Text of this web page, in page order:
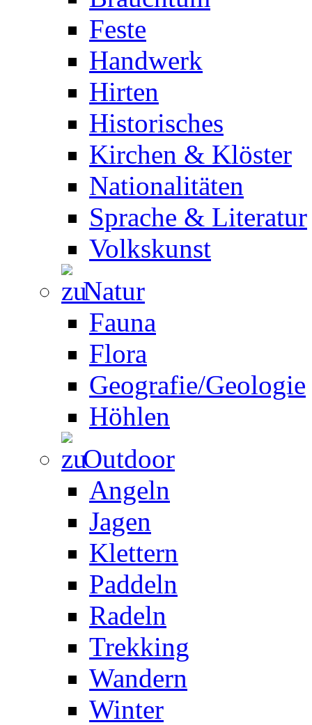
Feste
Handwerk
Hirten
Historisches
Kirchen & Klöster
Nationalitäten
Sprache & Literatur
Volkskunst
Natur
Fauna
Flora
Geografie/Geologie
Höhlen
Outdoor
Angeln
Jagen
Klettern
Paddeln
Radeln
Trekking
Wandern
Winter